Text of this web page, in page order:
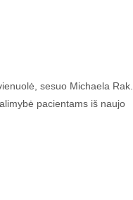
sesuo Michaela Rak.
pacientams iš naujo